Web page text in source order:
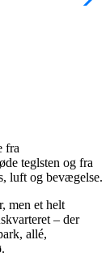
fra
teglsten og fra
luft og bevægelse.
men et helt
– der
allé,